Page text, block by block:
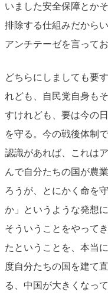
いました安全保障とか
排除する仕組みだから
アンチテーゼを言って
どちらにしましても要
れども、自民党自身も
すけれども、要は今の
を守る。今の戦後体制
認識があれば、これは
んで自分たちの国が農
ろうが、とにかく命を
か」というような発想
そういうことをやって
たということを、本当
度自分たちの国を建て
る、中国が大きくなっ